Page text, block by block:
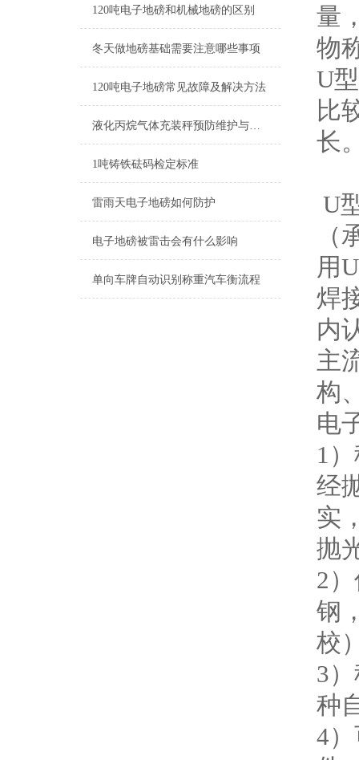
120吨电子地磅和机械地磅的区别
冬天做地磅基础需要注意哪些事项
120吨电子地磅常见故障及解决方法
液化丙烷气体充装秤预防维护与校准
1吨铸铁砝码检定标准
雷雨天电子地磅如何防护
电子地磅被雷击会有什么影响
单向车牌自动识别称重汽车衡流程
量
物
U
比
长
U
用
焊
内
主
构
电
1
经
实
抛
2
钢
校
3
种
4